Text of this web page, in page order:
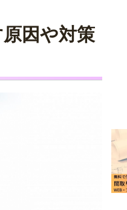
因や対策